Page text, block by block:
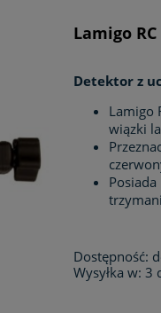
Lamigo
Detektor z
Lamigo
wiązki
Dostępność:
Wysyłka w: 3